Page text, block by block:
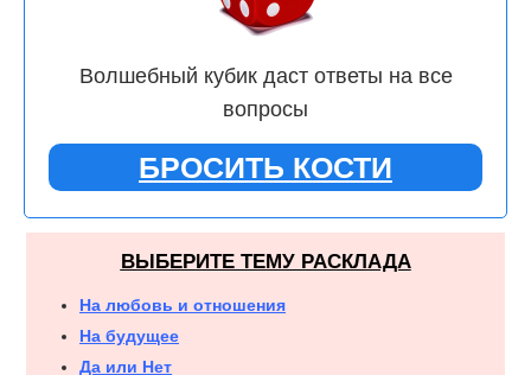
Волшебный кубик даст ответы на все
вопросы
БРОСИТЬ КОСТИ
ВЫБЕРИТЕ ТЕМУ РАСКЛАДА
На любовь и отношения
На будущее
Да или Нет